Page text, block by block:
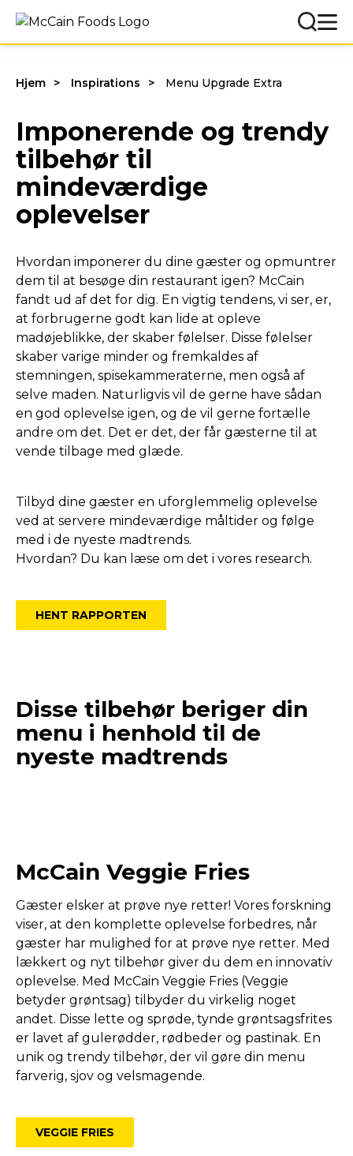
Hjem Inspirations Menu Upgrade Extra
Imponerende og trendy
tilbehør til
mindeværdige
oplevelser
Hvordan imponerer du dine gæster og opmuntrer
dem til at besøge din restaurant igen? McCain
fandt ud af det for dig. En vigtig tendens, vi ser, er,
at forbrugerne godt kan lide at opleve
madøjeblikke, der skaber følelser. Disse følelser
skaber varige minder og fremkaldes af
stemningen, spisekammeraterne, men også af
selve maden. Naturligvis vil de gerne have sådan
en god oplevelse igen, og de vil gerne fortælle
andre om det. Det er det, der får gæsterne til at
vende tilbage med glæde.
Tilbyd dine gæster en uforglemmelig oplevelse
ved at servere mindeværdige måltider og følge
med i de nyeste madtrends.
Hvordan? Du kan læse om det i vores research.
HENT RAPPORTEN
Disse tilbehør beriger din
menu i henhold til de
nyeste madtrends
McCain Veggie Fries
Gæster elsker at prøve nye retter! Vores forskning
viser, at den komplette oplevelse forbedres, når
gæster har mulighed for at prøve nye retter. Med
lækkert og nyt tilbehør giver du dem en innovativ
oplevelse. Med McCain Veggie Fries (Veggie
betyder grøntsag) tilbyder du virkelig noget
andet. Disse lette og sprøde, tynde grøntsagsfrites
er lavet af gulerødder, rødbeder og pastinak. En
unik og trendy tilbehør, der vil gøre din menu
farverig, sjov og velsmagende.
VEGGIE FRIES